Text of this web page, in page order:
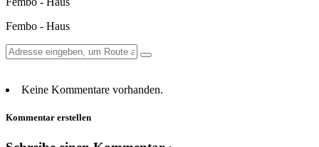
Fembo - Haus
Keine Kommentare vorhanden.
Kommentar erstellen